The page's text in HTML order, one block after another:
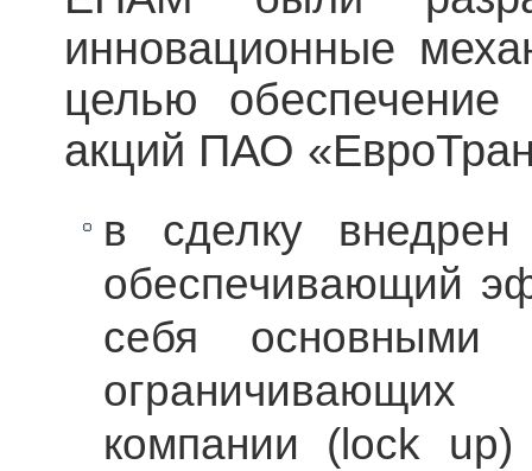
инновационные
целью обеспечение
акций ПАО
в сделку внедрен
обеспечивающий
себя основными
компании (lock